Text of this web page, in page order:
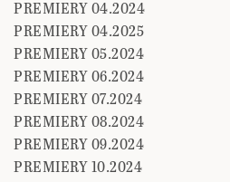
PREMIERY 04.2024
PREMIERY 04.2025
PREMIERY 05.2024
PREMIERY 06.2024
PREMIERY 07.2024
PREMIERY 08.2024
PREMIERY 09.2024
PREMIERY 10.2024